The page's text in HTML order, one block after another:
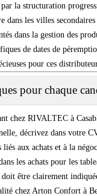
la structuration
dans les villes
dans la gestion des
de dates de
pour ces
pour chaque
chez RIVALTEC à
décrivez dans votre
liés aux achats et à la
les achats pour les
être clairement
chez Arton Confort à